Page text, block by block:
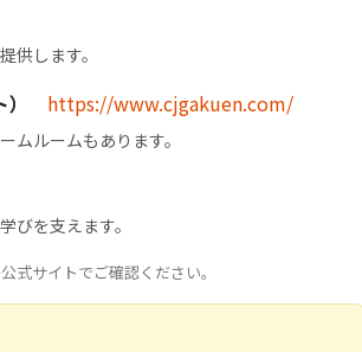
供します。
https://www.cjgakuen.com/
ムルームもあります。
びを支えます。
式サイトでご確認ください。